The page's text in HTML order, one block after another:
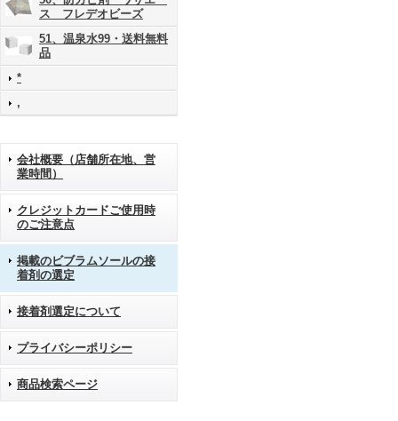
ス フレデオビーズ
51、温泉水99・送料無料
品
*
,
会社概要（店舗所在地、営
業時間）
クレジットカードご使用時
のご注意点
掲載のビブラムソールの接
着剤の選定
接着剤選定について
プライバシーポリシー
商品検索ページ